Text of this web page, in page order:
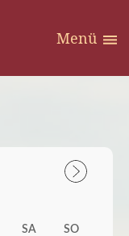
Menü
SA SO